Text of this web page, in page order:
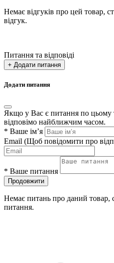
Немає відгуків про цей товар,
відгук.
Питання та відповіді
+ Додати питання
Додати питання
Якщо у Вас є питання по цьому
відповімо найближчим часом.
* Ваше ім’я
Email (Щоб повідомити про
* Ваше питання
Продовжити
Немає питань про даний товар,
питання.